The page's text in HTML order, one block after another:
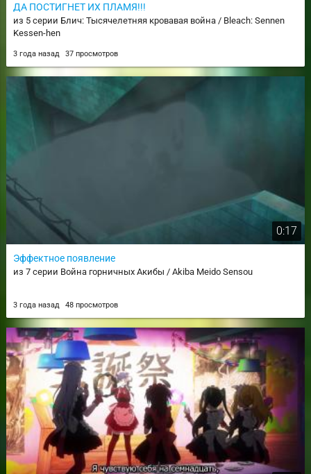
ДА ПОСТИГНЕТ ИХ ПЛАМЯ!!!
из 5 серии Блич: Тысячелетняя кровавая война / Bleach: Sennen
Kessen-hen
3 года назад 37 просмотров
0:17
Эффектное появление
из 7 серии Война горничных Акибы / Akiba Meido Sensou
3 года назад 48 просмотров